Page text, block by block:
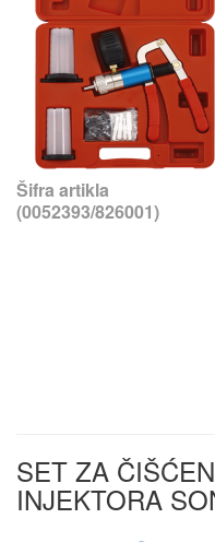
Šifra artikla
(0052393/826001)
SET ZA
INJEKTORA